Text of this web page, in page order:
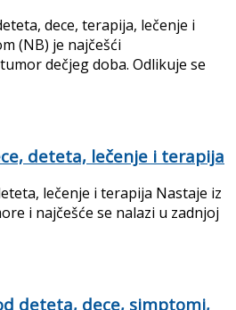
dece, terapija, lečenje i
(NB) je najčešći
dečjeg doba. Odlikuje se
deteta, lečenje i terapija
lečenje i terapija Nastaje iz
i najčešće se nalazi u zadnjoj
deteta, dece, simptomi,